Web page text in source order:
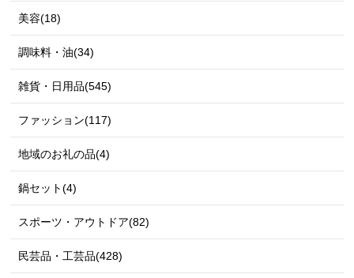
美容(18)
調味料・油(34)
雑貨・日用品(545)
ファッション(117)
地域のお礼の品(4)
鍋セット(4)
スポーツ・アウトドア(82)
民芸品・工芸品(428)